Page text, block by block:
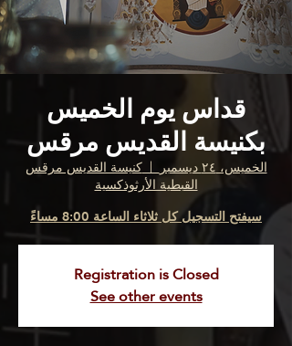
قداس يوم الخميس
بكنيسة القديس مرقس
الخميس، ٢٤ ديسمبر
  |
كنيسة القديس مرقس
القبطية الأرثوذكسية
سيفتح التسجيل كل ثلاثاء الساعة 8:00 مساءً
Registration is Closed
See other events